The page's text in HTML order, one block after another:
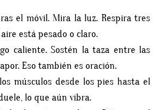
el móvil. Mira la luz. Respira tres
está pesado o claro.
caliente. Sostén la taza entre las
Eso también es oración.
músculos desde los pies hasta el
lo que aún vibra.